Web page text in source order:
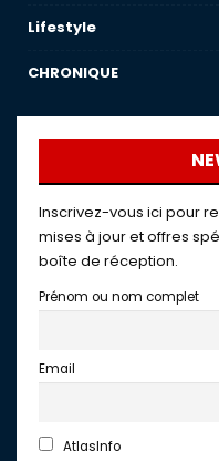
Lifestyle
CHRONIQUE
Inscrivez-vous ici pour
mises à jour et offres
boîte de réception.
Prénom ou nom complet
Email
AtlasInfo